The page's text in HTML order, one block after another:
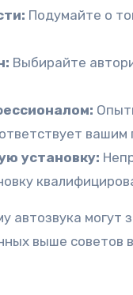
Подумайте о
Выбирайте
вашим
установку:
автозвука
выше советов